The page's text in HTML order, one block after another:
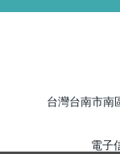
台灣台南市南
電子